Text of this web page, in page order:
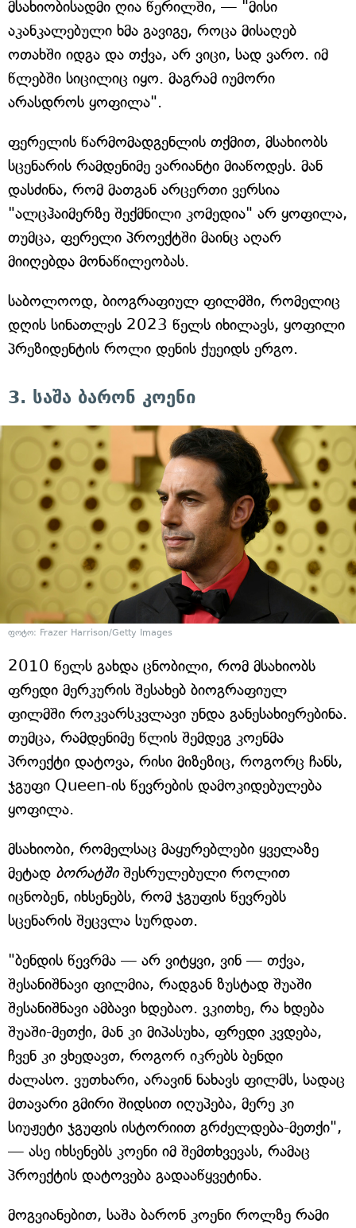
მსახიობისადმი ღია წერილში, — "მისი
აკანკალებული ხმა გავიგე, როცა მისაღებ
ოთახში იდგა და თქვა, არ ვიცი, სად ვარო. იმ
წლებში სიცილიც იყო. მაგრამ იუმორი
არასდროს ყოფილა".
ფერელის წარმომადგენლის თქმით, მსახიობს
სცენარის რამდენიმე ვარიანტი მიაწოდეს. მან
დასძინა, რომ მათგან არცერთი ვერსია
"ალცჰაიმერზე შექმნილი კომედია" არ ყოფილა,
თუმცა, ფერელი პროექტში მაინც აღარ
მიიღებდა მონაწილეობას.
საბოლოოდ, ბიოგრაფიულ ფილმში, რომელიც
დღის სინათლეს 2023 წელს იხილავს, ყოფილი
პრეზიდენტის როლი დენის ქუეიდს ერგო.
3. საშა ბარონ კოენი
ფოტო: Frazer Harrison/Getty Images
2010 წელს გახდა ცნობილი, რომ მსახიობს
ფრედი მერკურის შესახებ ბიოგრაფიულ
ფილმში როკვარსკვლავი უნდა განესახიერებინა.
თუმცა, რამდენიმე წლის შემდეგ კოენმა
პროექტი დატოვა, რისი მიზეზიც, როგორც ჩანს,
ჯგუფი Queen-ის წევრების დამოკიდებულება
ყოფილა.
მსახიობი, რომელსაც მაყურებლები ყველაზე
მეტად ბორატშიშესრულებული როლით
იცნობენ, იხსენებს, რომ ჯგუფის წევრებს
სცენარის შეცვლა სურდათ.
"ბენდის წევრმა — არ ვიტყვი, ვინ — თქვა,
შესანიშნავი ფილმია, რადგან ზუსტად შუაში
შესანიშნავი ამბავი ხდებაო. ვკითხე, რა ხდება
შუაში-მეთქი, მან კი მიპასუხა, ფრედი კვდება,
ჩვენ კი ვხედავთ, როგორ იკრებს ბენდი
ძალასო. ვუთხარი, არავინ ნახავს ფილმს, სადაც
მთავარი გმირი შიდსით იღუპება, მერე კი
სიუჟეტი ჯგუფის ისტორიით გრძელდება-მეთქი",
— ასე იხსენებს კოენი იმ შემთხვევას, რამაც
პროექტის დატოვება გადააწყვეტინა.
მოგვიანებით, საშა ბარონ კოენი როლზე რამი